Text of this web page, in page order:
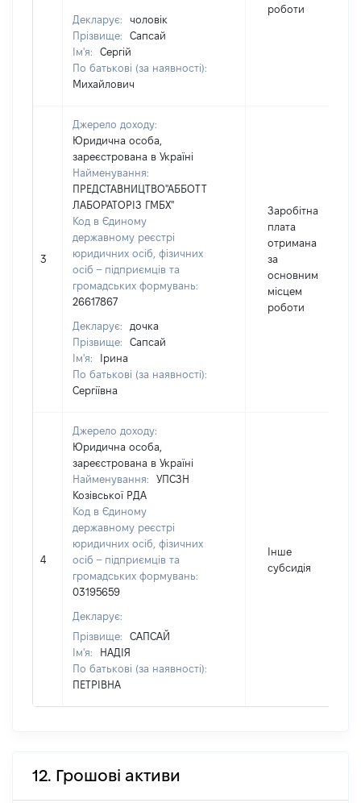
Декларує:
чоловік
Прізвище:
Сапсай
Ім'я:
Сергій
По батькові (за наявності):
Михайлович
роботи
3
Джерело доходу:
Юридична особа,
зареєстрована в Україні
Найменування:
ПРЕДСТАВНИЦТВО"АББОТТ
ЛАБОРАТОРІЗ ГМБХ"
Код в Єдиному
державному реєстрі
юридичних осіб, фізичних
осіб – підприємців та
громадських формувань:
26617867
Декларує:
дочка
Прізвище:
Сапсай
Ім'я:
Ірина
По батькові (за наявності):
Сергіївна
Заробітна
плата
отримана
за
основним
місцем
роботи
4
Джерело доходу:
Юридична особа,
зареєстрована в Україні
Найменування:
УПСЗН
Козівської РДА
Код в Єдиному
державному реєстрі
юридичних осіб, фізичних
осіб – підприємців та
громадських формувань:
03195659
Декларує:
Прізвище:
САПСАЙ
Ім'я:
НАДІЯ
По батькові (за наявності):
ПЕТРІВНА
Інше
субсидія
12. Грошові активи